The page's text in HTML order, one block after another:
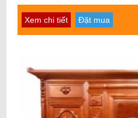
Xem chi tiết Đặt mua